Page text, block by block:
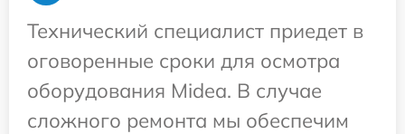
Технический специалист приедет в
оговоренные сроки для осмотра
оборудования Midea. В случае
сложного ремонта мы обеспечим